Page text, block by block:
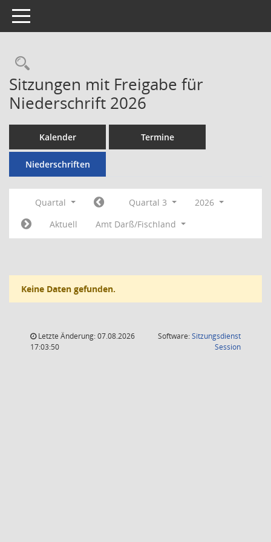
Toggle navigation
Rechercheauswahl
Sitzungen mit Freigabe für
Niederschrift 2026
Kalender Termine
Niederschriften
Quartal Quartal 3
2026
Aktuell
Amt Darß/Fischland
Keine Daten gefunden.
Letzte Änderung: 07.08.2026
17:03:50
Software:Sitzungsdienst
Session(Wird in